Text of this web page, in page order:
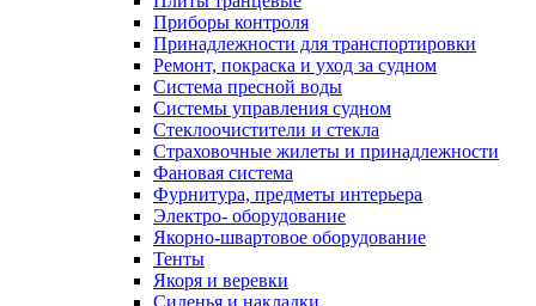
Приборы контроля
Принадлежности для транспортировки
Ремонт, покраска и уход за судном
Система пресной воды
Системы управления судном
Стеклоочистители и стекла
Страховочные жилеты и принадлежности
Фановая система
Фурнитура, предметы интерьера
Электро- оборудование
Якорно-швартовое оборудование
Тенты
Якоря и веревки
Сиденья и накладки